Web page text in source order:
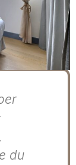
du